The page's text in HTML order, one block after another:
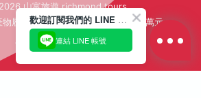
山富旅遊 richmond tours.
履約保證保險新台幣壹億貳仟肆佰萬元
繁體中文
歡迎訂閱我們的 LINE 官方帳號
連結 LINE 帳號